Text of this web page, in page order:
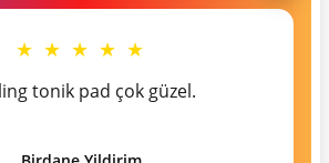
★ ★ ★ ★ ★
tonik pad çok güzel.